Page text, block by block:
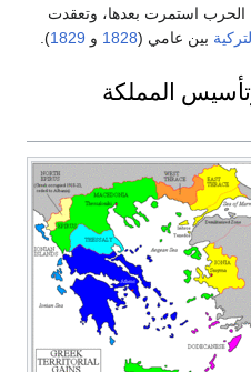
الحرب استمرت بعدها، وتعقدت
بين عامي (1828 و 1829
).
المملكة